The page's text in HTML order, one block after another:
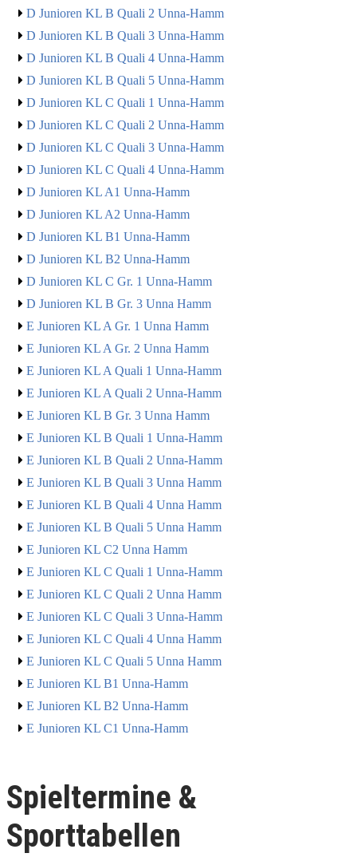
D Junioren KL B Quali 2 Unna-Hamm
D Junioren KL B Quali 3 Unna-Hamm
D Junioren KL B Quali 4 Unna-Hamm
D Junioren KL B Quali 5 Unna-Hamm
D Junioren KL C Quali 1 Unna-Hamm
D Junioren KL C Quali 2 Unna-Hamm
D Junioren KL C Quali 3 Unna-Hamm
D Junioren KL C Quali 4 Unna-Hamm
D Junioren KL A1 Unna-Hamm
D Junioren KL A2 Unna-Hamm
D Junioren KL B1 Unna-Hamm
D Junioren KL B2 Unna-Hamm
D Junioren KL C Gr. 1 Unna-Hamm
D Junioren KL B Gr. 3 Unna Hamm
E Junioren KL A Gr. 1 Unna Hamm
E Junioren KL A Gr. 2 Unna Hamm
E Junioren KL A Quali 1 Unna-Hamm
E Junioren KL A Quali 2 Unna-Hamm
E Junioren KL B Gr. 3 Unna Hamm
E Junioren KL B Quali 1 Unna-Hamm
E Junioren KL B Quali 2 Unna-Hamm
E Junioren KL B Quali 3 Unna Hamm
E Junioren KL B Quali 4 Unna Hamm
E Junioren KL B Quali 5 Unna Hamm
E Junioren KL C2 Unna Hamm
E Junioren KL C Quali 1 Unna-Hamm
E Junioren KL C Quali 2 Unna Hamm
E Junioren KL C Quali 3 Unna-Hamm
E Junioren KL C Quali 4 Unna Hamm
E Junioren KL C Quali 5 Unna Hamm
E Junioren KL B1 Unna-Hamm
E Junioren KL B2 Unna-Hamm
E Junioren KL C1 Unna-Hamm
Spieltermine &
Sporttabellen